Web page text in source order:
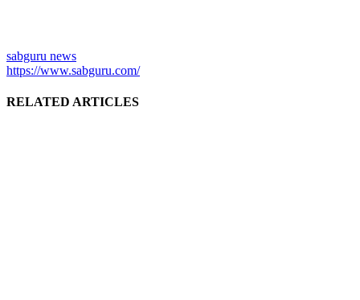
sabguru news
https://www.sabguru.com/
RELATED ARTICLES